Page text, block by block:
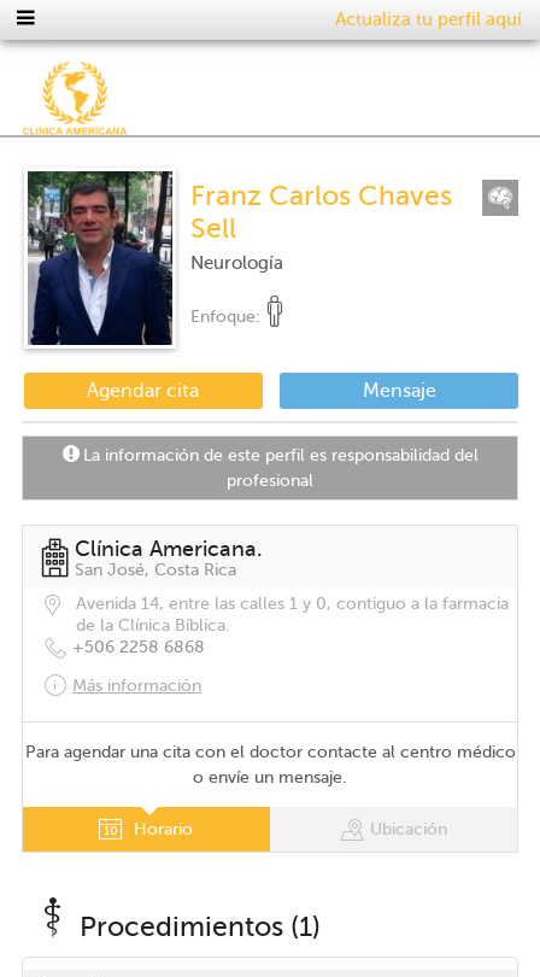
Actualiza tu perfil aquí
Franz Carlos Chaves
Sell
Neurología
Enfoque:
Agendar cita Mensaje
La información de este perfil es responsabilidad del
profesional
Clínica Americana.
San José, Costa Rica
Avenida 14, entre las calles 1 y 0, contiguo a la farmacia
de la Clínica Bíblica.
+506 2258 6868
Más información
Para agendar una cita con el doctor contacte al centro médico
o envíe un mensaje.
Horario Ubicación
Procedimientos (1)